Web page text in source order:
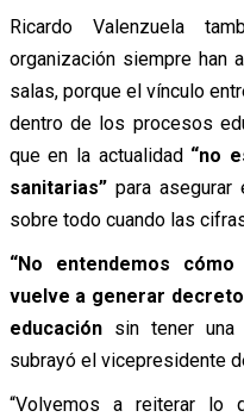
Ricardo Valenzuela
organización siempre han
salas, porque el vínculo
dentro de los procesos
que en la actualidad “no
sanitarias” para
sobre todo cuando las
“No entendemos
vuelve a generar
educaciónsin tener una
subrayó el vicepresidente
“Volvemos a reiterar lo